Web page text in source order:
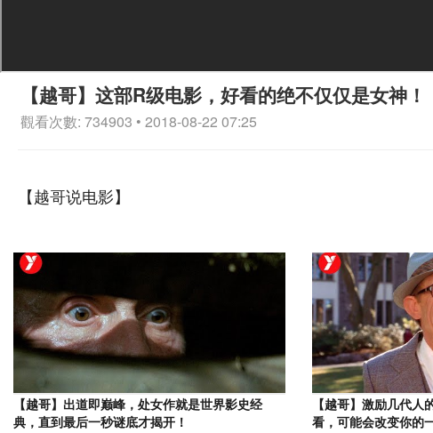
【越哥】这部R级电影，好看的绝不仅仅是女神！
觀看次數: 734903 • 2018-08-22 07:25
【越哥说电影】
【越哥】出道即巅峰，处女作就是世界影史经
典，直到最后一秒谜底才揭开！
【越哥】激励几代
看，可能会改变你的